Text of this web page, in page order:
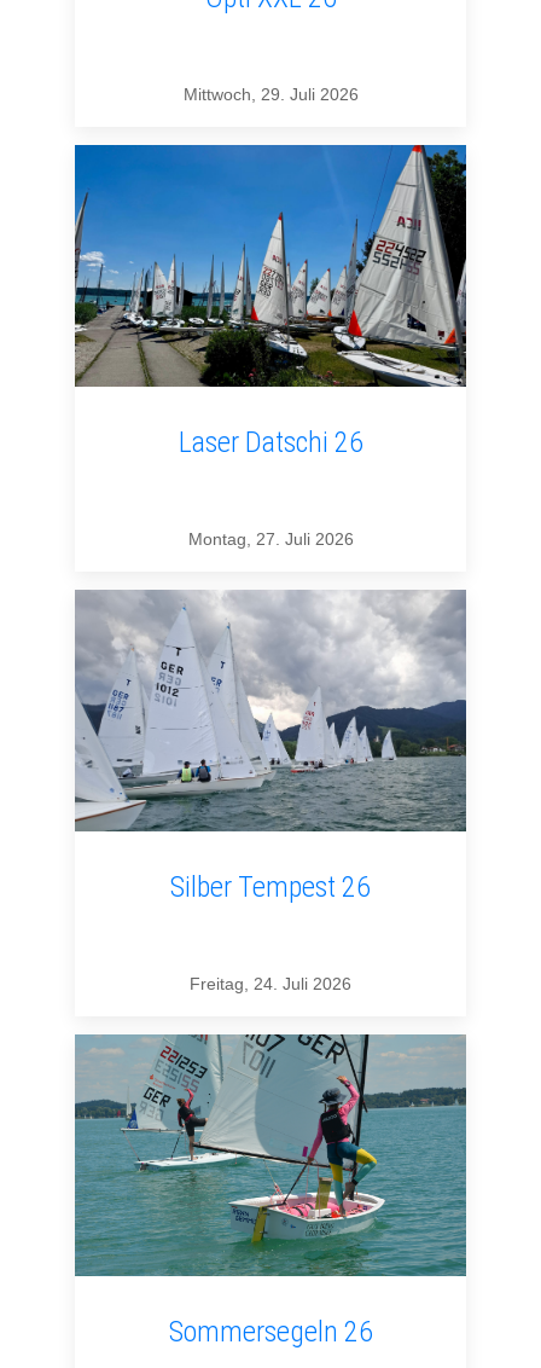
Mittwoch, 29. Juli 2026
Laser Datschi 26
Montag, 27. Juli 2026
Silber Tempest 26
Freitag, 24. Juli 2026
Sommersegeln 26